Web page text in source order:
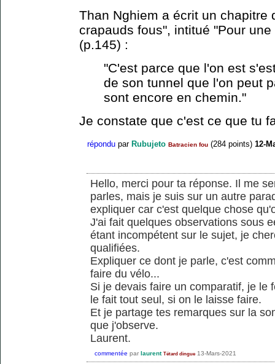
Than Nghiem a écrit un chapitre
crapauds fous", intitué "Pour
(p.145) :
"C'est parce que l'on est
de son tunnel que l'on peut
sont encore en chemin."
Je constate que c'est ce que tu
répondu par Rubujeto Batracien fou (284 points) 12-
Hello, merci pour ta réponse. Il me
parles, mais je suis sur un autre
expliquer car c'est quelque chose
J'ai fait quelques observations sous
étant incompétent sur le sujet, je
qualifiées.
Expliquer ce dont je parle, c'est
faire du vélo...
Si je devais faire un comparatif, je le
le fait tout seul, si on le laisse faire.
Et je partage tes remarques sur la
que j'observe.
Laurent.
commentée par laurent Tétard dingue 13-Mars-2021